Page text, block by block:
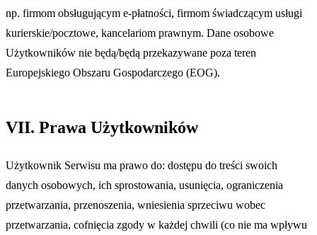
np. firmom obsługującym e-płatności, firmom świadczącym usługi
kurierskie/pocztowe, kancelariom prawnym. Dane osobowe
Użytkowników nie będą/będą przekazywane poza teren
Europejskiego Obszaru Gospodarczego (EOG).
VII. Prawa Użytkowników
Użytkownik Serwisu ma prawo do: dostępu do treści swoich
danych osobowych, ich sprostowania, usunięcia, ograniczenia
przetwarzania, przenoszenia, wniesienia sprzeciwu wobec
przetwarzania, cofnięcia zgody w każdej chwili (co nie ma wpływu